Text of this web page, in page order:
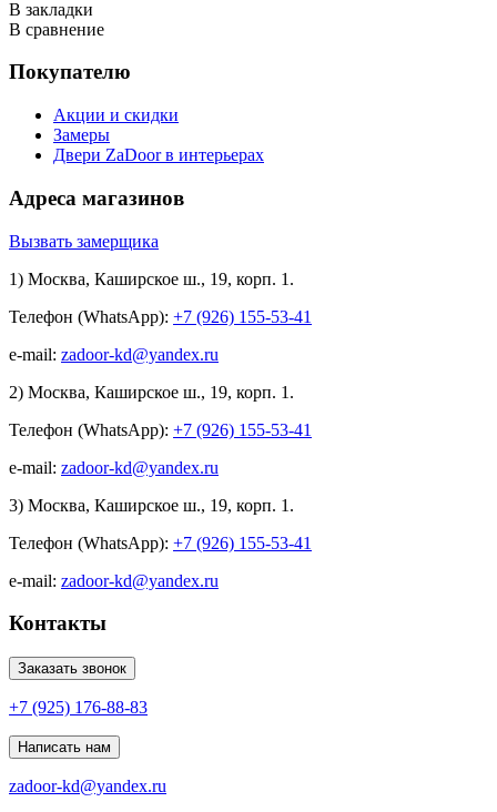
В закладки
В сравнение
Покупателю
Акции и скидки
Замеры
Двери ZaDoor в интерьерах
Адреса магазинов
Вызвать замерщика
1) Москва, Каширское ш., 19, корп. 1.
Телефон (WhatsApp): +7 (926) 155-53-41
e-mail: zadoor-kd@yandex.ru
2) Москва, Каширское ш., 19, корп. 1.
Телефон (WhatsApp): +7 (926) 155-53-41
e-mail: zadoor-kd@yandex.ru
3) Москва, Каширское ш., 19, корп. 1.
Телефон (WhatsApp): +7 (926) 155-53-41
e-mail: zadoor-kd@yandex.ru
Контакты
Заказать звонок
+7 (925) 176-88-83
Написать нам
zadoor-kd@yandex.ru